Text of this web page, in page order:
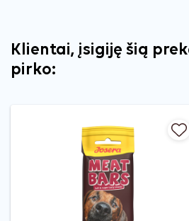
Klientai, įsigiję šią
pirko: